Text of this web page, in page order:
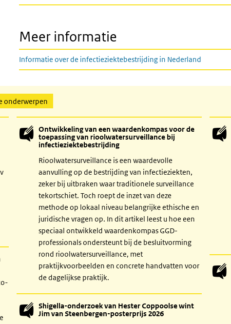
Meer informatie
Informatie over de infectieziektebestrijding in Nederland
onderwerpen
Ontwikkeling van een waardenkompas voor de
toepassing van rioolwatersurveillance bij
infectieziektebestrijding
Rioolwatersurveillance is een waardevolle
aanvulling op de bestrijding van infectieziekten,
zeker bij uitbraken waar traditionele surveillance
tekortschiet. Toch roept de inzet van deze
methode op lokaal niveau belangrijke ethische en
juridische vragen op. In dit artikel leest u hoe een
speciaal ontwikkeld waardenkompas GGD-
professionals ondersteunt bij de besluitvorming
rond rioolwatersurveillance, met
praktijkvoorbeelden en concrete handvatten voor
de dagelijkse praktijk.
Shigella-onderzoek van Hester Coppoolse wint
Jim van Steenbergen-posterprijs 2026